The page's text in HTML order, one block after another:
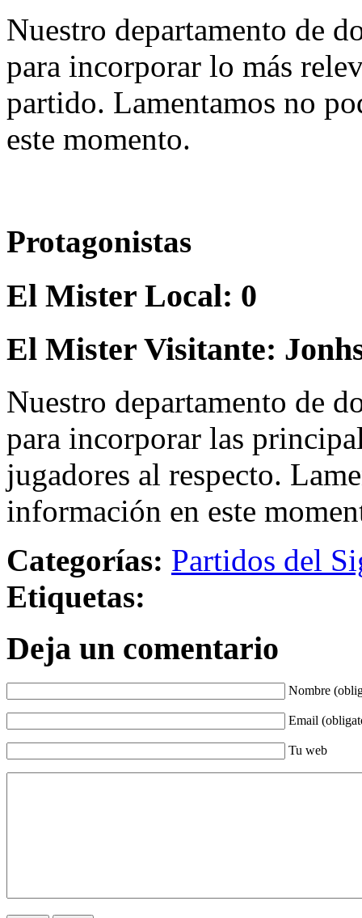
Nuestro departamento de
para incorporar lo más
partido. Lamentamos no
este momento.
Protagonistas
El Mister Local: 0
El Mister Visitante:
Nuestro departamento de
para incorporar las
jugadores al respecto.
información en este
Categorías: Partidos del
Etiquetas:
Deja un comentario
Nombre
Email
Tu web